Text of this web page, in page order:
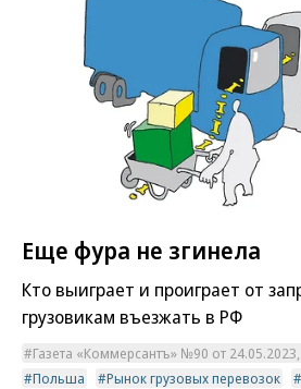
Еще фура не згинела
Кто выиграет и проиграет от
грузовикам въезжать в РФ
Газета «Коммерсантъ» №90 от 24.05.2023,
Польша
Рынок грузовых перевозок